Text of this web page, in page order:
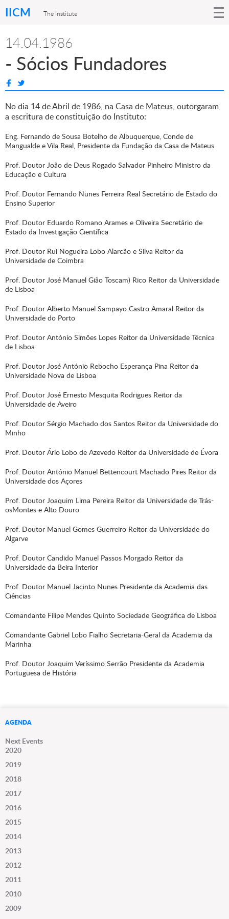
IICM The Institute
14.04.1986
- Sócios Fundadores
No dia 14 de Abril de 1986, na Casa de Mateus, outorgaram
a escritura de constituição do Instituto:
Eng. Fernando de Sousa Botelho de Albuquerque, Conde de
Mangualde e Vila Real, Presidente da Fundação da Casa de Mateus
Prof. Doutor João de Deus Rogado Salvador Pinheiro Ministro da
Educação e Cultura
Prof. Doutor Fernando Nunes Ferreira Real Secretário de Estado do
Ensino Superior
Prof. Doutor Eduardo Romano Arames e Oliveira Secretário de
Estado da Investigação Científica
Prof. Doutor Rui Nogueira Lobo Alarcão e Silva Reitor da
Universidade de Coimbra
Prof. Doutor José Manuel Gião Toscam) Rico Reitor da Universidade
de Lisboa
Prof. Doutor Alberto Manuel Sampayo Castro Amaral Reitor da
Universidade do Porto
Prof. Doutor António Simões Lopes Reitor da Universidade Técnica
de Lisboa
Prof. Doutor José António Rebocho Esperança Pina Reitor da
Universidade Nova de Lisboa
Prof. Doutor José Ernesto Mesquita Rodrigues Reitor da
Universidade de Aveiro
Prof. Doutor Sérgio Machado dos Santos Reitor da Universidade do
Minho
Prof. Doutor Ário Lobo de Azevedo Reitor da Universidade de Évora
Prof. Doutor António Manuel Bettencourt Machado Pires Reitor da
Universidade dos Açores
Prof. Doutor Joaquim Lima Pereira Reitor da Universidade de Trás-
osMontes e Alto Douro
Prof. Doutor Manuel Gomes Guerreiro Reitor da Universidade do
Algarve
Prof. Doutor Candido Manuel Passos Morgado Reitor da
Universidade da Beira Interior
Prof. Doutor Manuel Jacinto Nunes Presidente da Academia das
Ciências
Comandante Filipe Mendes Quinto Sociedade Geográfica de Lisboa
Comandante Gabriel Lobo Fialho Secretaria-Geral da Academia da
Marinha
Prof. Doutor Joaquim Veríssimo Serrão Presidente da Academia
Portuguesa de História
AGENDA
Next Events
2020
2019
2018
2017
2016
2015
2014
2013
2012
2011
2010
2009